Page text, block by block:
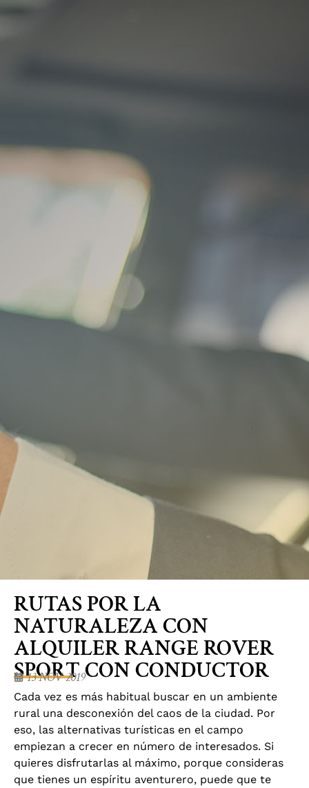
Blog
RUTAS POR LA
NATURALEZA CON
ALQUILER RANGE ROVER
SPORT CON CONDUCTOR
13 NOV 2019
Cada vez es más habitual buscar en un ambiente
rural una desconexión del caos de la ciudad. Por
eso, las alternativas turísticas en el campo
empiezan a crecer en número de interesados. Si
quieres disfrutarlas al máximo, porque consideras
que tienes un espíritu aventurero, puede que te